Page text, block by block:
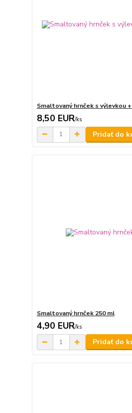
Smaltovaný hrnček s výlevkou
8,50 EUR/ks
Pridať do
Smaltovaný hrnček 250 ml
4,90 EUR/ks
Pridať do